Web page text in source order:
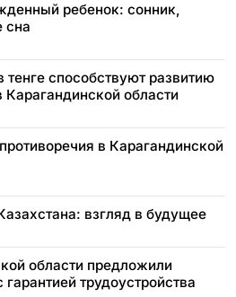
ребенок: сонник,
сна
способствуют развитию
Карагандинской области
в Карагандинской
взгляд в будущее
области предложили
трудоустройства